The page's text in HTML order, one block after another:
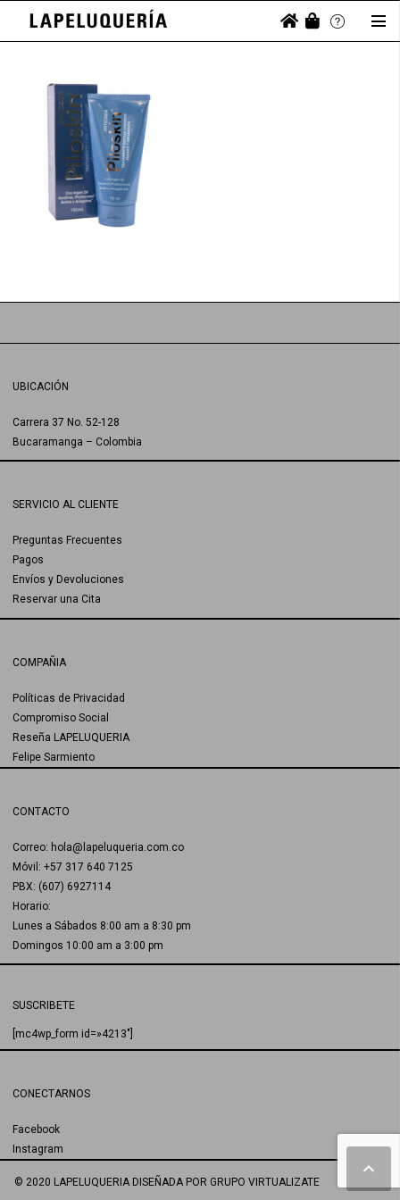
UBICACIÓN
Carrera 37 No. 52-128
Bucaramanga – Colombia
SERVICIO AL CLIENTE
Preguntas Frecuentes
Pagos
Envíos y Devoluciones
Reservar una Cita
COMPAÑIA
Políticas de Privacidad
Compromiso Social
Reseña LAPELUQUERIA
Felipe Sarmiento
CONTACTO
Correo: hola@lapeluqueria.com.co
Móvil: +57 317 640 7125
PBX: (607) 6927114
Horario:
Lunes a Sábados 8:00 am a 8:30 pm
Domingos 10:00 am a 3:00 pm
SUSCRIBETE
[mc4wp_form id=»4213″]
CONECTARNOS
Facebook
Instagram
© 2020 LAPELUQUERIA DISEÑADA POR GRUPO VIRTUALIZATE